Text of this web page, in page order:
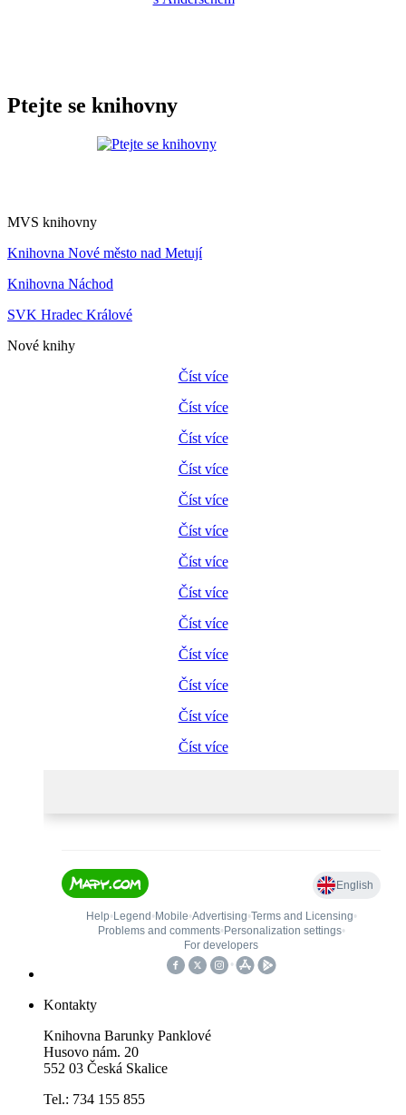
Ptejte se knihovny
MVS knihovny
Knihovna Nové město nad Metují
Knihovna Náchod
SVK Hradec Králové
Nové knihy
Číst více
Číst více
Číst více
Číst více
Číst více
Číst více
Číst více
Číst více
Číst více
Číst více
Číst více
Číst více
Číst více
Kontakty
Knihovna Barunky Panklové
Husovo nám. 20
552 03 Česká Skalice
Tel.: 734 155 855